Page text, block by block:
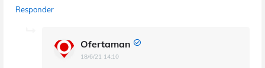
Responder
Ofertaman
18/6/21 14:10